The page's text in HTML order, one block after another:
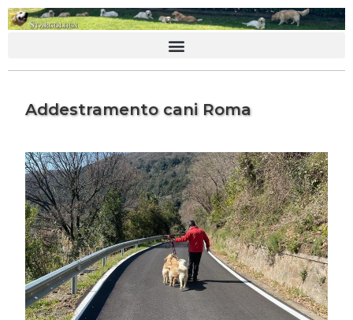
Addestramento cani Roma